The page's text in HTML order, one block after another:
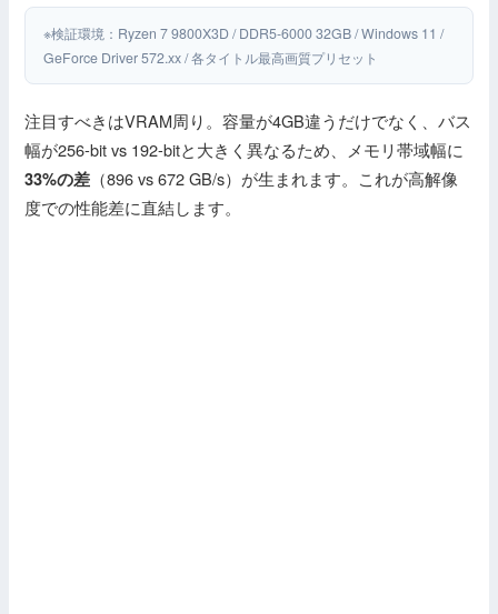
※検証環境：Ryzen 7 9800X3D / DDR5-6000 32GB / Windows 11 /
GeForce Driver 572.xx / 各タイトル最高画質プリセット
注目すべきはVRAM周り。容量が4GB違うだけでなく、バス
幅が256-bit vs 192-bitと大きく異なるため、メモリ帯域幅に
33%の差 （896 vs 672 GB/s）が生まれます。これが高解像
度での性能差に直結します。